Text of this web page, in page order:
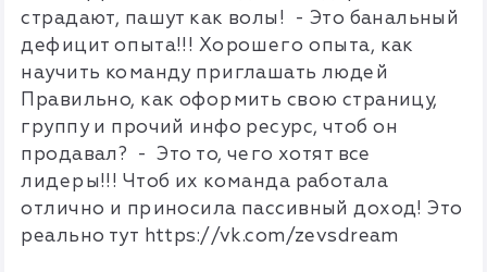
страдают, пашут как волы! - Это банальный
дефицит опыта!!! Хорошего опыта, как
научить команду приглашать людей
Правильно, как оформить свою страницу,
группу и прочий инфо ресурс, чтоб он
продавал? - Это то, чего хотят все
лидеры!!! Чтоб их команда работала
отлично и приносила пассивный доход! Это
реально тут https://vk.com/zevsdream